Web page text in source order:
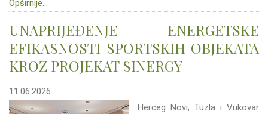
Opširnije...
UNAPRIJEĐENJE ENERGETSKE
EFIKASNOSTI SPORTSKIH OBJEKATA
KROZ PROJEKAT SINERGY
11.06.2026
Herceg Novi, Tuzla i Vukovar